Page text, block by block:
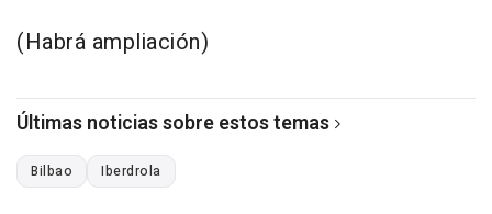
(Habrá ampliación)
Últimas noticias sobre estos temas
Bilbao Iberdrola